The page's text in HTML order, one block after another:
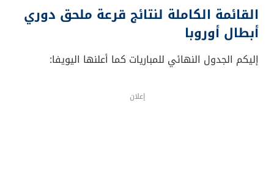
القائمة الكاملة لنتائج قرعة ملحق دوري
أبطال أوروبا
إليكم الجدول النهائي للمباريات كما أعلنها اليويفا:
إعلان